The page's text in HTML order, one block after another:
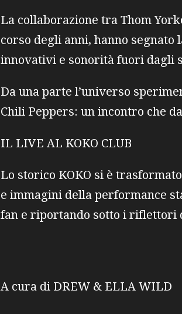
La collaborazione tra Thom
corso degli anni, hanno
innovativi e sonorità fuori dagli
Da una parte l’universo
Chili Peppers: un incontro che
IL LIVE AL KOKO CLUB
Lo storico KOKO si è
e immagini della performance
fan e riportando sotto i riflettori
A cura di DREW & ELLA WILD